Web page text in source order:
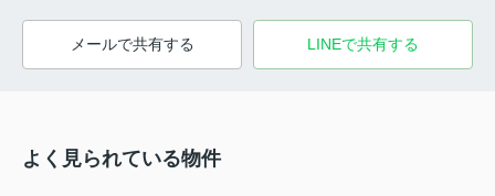
メールで共有する LINEで共有する
よく見られている物件